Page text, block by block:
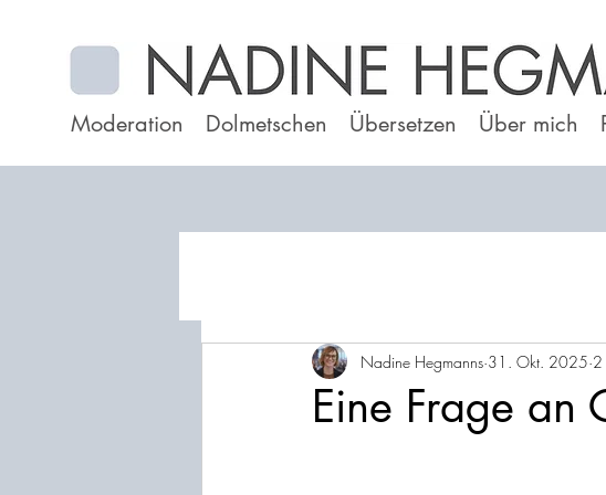
Moderation Dolmetschen Übersetzen Über mich
Eine Frage an
Nadine Hegmanns 31. Okt. 2025 2